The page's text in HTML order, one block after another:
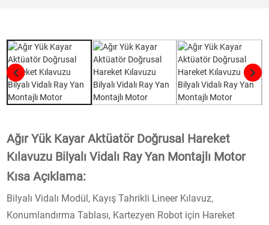
Ağır Yük Kayar Aktüatör Doğrusal Hareket
Kılavuzu Bilyalı Vidalı Ray Yan Montajlı Motor
Kısa Açıklama:
Bilyalı Vidalı Modül, Kayış Tahrikli Lineer Kılavuz,
Konumlandırma Tablası, Kartezyen Robot için Hareket